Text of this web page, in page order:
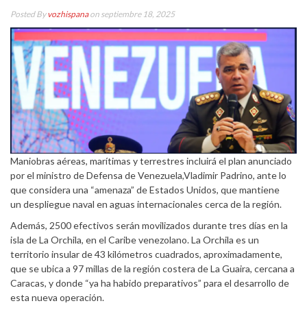
Posted Byvozhispanaon septiembre 18, 2025
Maniobras aéreas, marítimas y terrestres incluirá el plan anunciado
por el ministro de Defensa de Venezuela,Vladimir Padrino, ante lo
que considera una “amenaza” de Estados Unidos, que mantiene
un despliegue naval en aguas internacionales cerca de la región.
Además, 2500 efectivos serán movilizados durante tres días en la
isla de La Orchila, en el Caribe venezolano. La Orchila es un
territorio insular de 43 kilómetros cuadrados, aproximadamente,
que se ubica a 97 millas de la región costera de La Guaira, cercana a
Caracas, y donde “ya ha habido preparativos” para el desarrollo de
esta nueva operación.